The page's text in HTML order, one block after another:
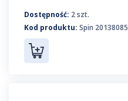
Dostępność: 2 szt.
Kod produktu: Spin 20138085